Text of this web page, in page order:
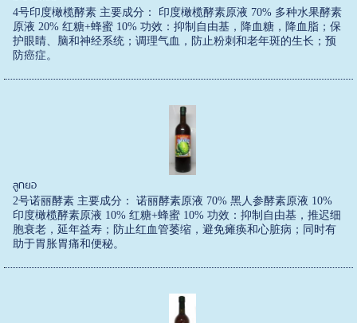
4号印度橄榄酵素 主要成分： 印度橄榄酵素原液 70% 多种水果酵素
原液 20% 红糖+蜂蜜 10% 功效：抑制自由基，降血糖，降血脂；保
护眼睛、脑和神经系统；调理气血，防止粉刺和老年斑的生长；预
防癌症。
ลูกยอ
2号诺丽酵素 主要成分： 诺丽酵素原液 70% 黑人参酵素原液 10%
印度橄榄酵素原液 10% 红糖+蜂蜜 10% 功效：抑制自由基，推迟细
胞衰老，延年益寿；防止红血管萎缩，避免瘫痪和心脏病；同时有
助于胃胀胃痛和便秘。